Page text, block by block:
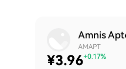
Amnis
AMAPT
¥3.96+0.17%